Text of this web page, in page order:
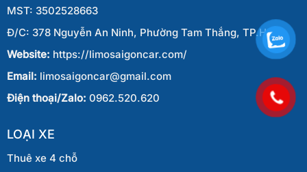
MST: 3502528663
Đ/C: 378 Nguyễn An Ninh, Phường Tam Thắng, TP.HCM
Website: https://limosaigoncar.com/
Email: limosaigoncar@gmail.com
Điện thoại/Zalo: 0962.520.620
LOẠI XE
Thuê xe 4 chỗ